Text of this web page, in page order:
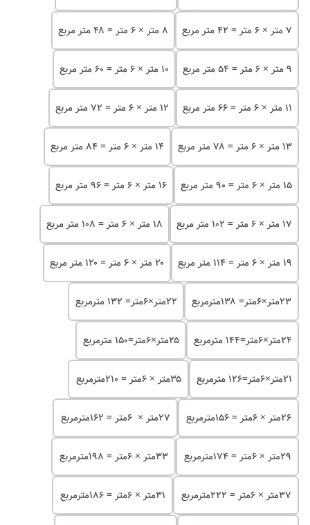
۷ متر × ۶ متر = ۴۲ متر مربع ۸ متر × ۶ متر = ۴۸ متر مربع
۹ متر × ۶ متر = ۵۴ متر مربع ۱۰ متر × ۶ متر = ۶۰ متر مربع
۱۱ متر × ۶ متر = ۶۶ متر مربع ۱۲ متر × ۶ متر = ۷۲ متر مربع
۱۳ متر × ۶ متر = ۷۸ متر مربع ۱۴ متر × ۶ متر = ۸۴ متر مربع
۱۵ متر × ۶ متر = ۹۰ متر مربع ۱۶ متر × ۶ متر = ۹۶ متر مربع
۱۷ متر × ۶ متر = ۱۰۲ متر مربع ۱۸ متر × ۶ متر = ۱۰۸ متر مربع
۱۹ متر × ۶ متر = ۱۱۴ متر مربع ۲۰ متر × ۶ متر = ۱۲۰ متر مربع
۲۳متر×۶متر= ۱۳۸مترمربع ۲۲متر×۶متر= ۱۳۲ مترمربع
۲۴متر×۶متر=۱۴۴ مترمربع ۲۵متر×۶متر=۱۵۰ مترمربع
۲۱متر×۶متر=۱۲۶ مترمربع ۳۵متر × ۶متر = ۲۱۰مترمربع
۲۶متر × ۶متر = ۱۵۶مترمربع ۲۷متر × ۶متر = ۱۶۲مترمربع
۲۹متر × ۶متر = ۱۷۴مترمربع ۳۳متر × ۶متر = ۱۹۸مترمربع
۳۷متر × ۶متر = ۲۲۲مترمربع ۳۱متر × ۶متر = ۱۸۶مترمربع